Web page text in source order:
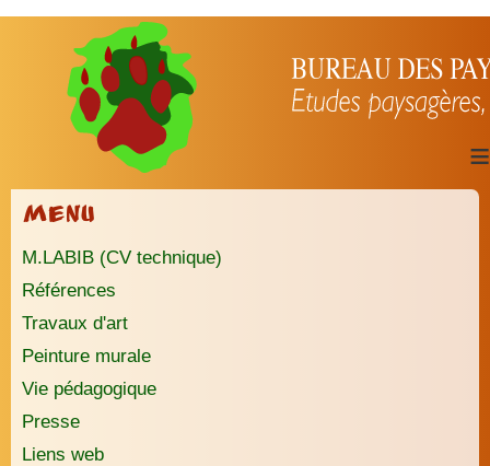
≡
Menu
M.LABIB (CV technique)
Références
Travaux d'art
Peinture murale
Vie pédagogique
Presse
Liens web